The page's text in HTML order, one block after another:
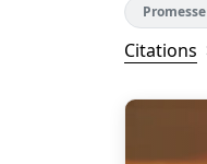
Promesse
Citations